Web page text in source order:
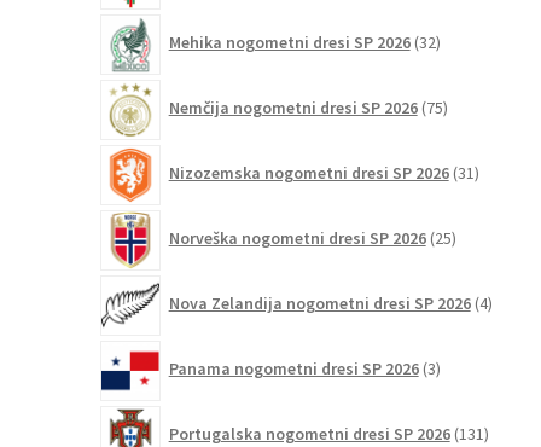
Mehika nogometni dresi SP 2026 32izdelkov
Nemčija nogometni dresi SP 2026 75izdelkov
Nizozemska nogometni dresi SP 2026 31izdelkov
Norveška nogometni dresi SP 2026 25izdelkov
Nova Zelandija nogometni dresi SP 2026 4izdelki
Panama nogometni dresi SP 2026 3izdelki
Portugalska nogometni dresi SP 2026 131